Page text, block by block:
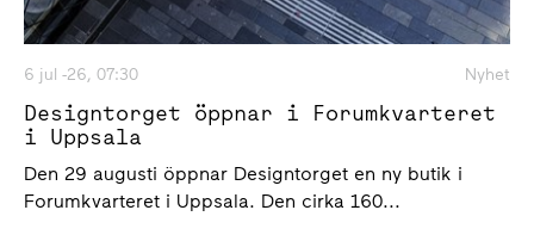
6 jul -26, 07:30 Nyhet
Designtorget öppnar i Forumkvarteret
i Uppsala
Den 29 augusti öppnar Designtorget en ny butik i
Forumkvarteret i Uppsala. Den cirka 160...